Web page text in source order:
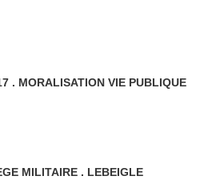
FRANCOIS FILLON . 2017 . MORALISATION VIE PUBLIQUE